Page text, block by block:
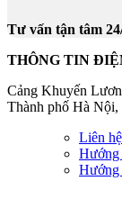
Tư vấn tận tâm
THÔNG TIN
Cảng Khuyến
Thành phố Hà
Liên
Hướng
Hướng